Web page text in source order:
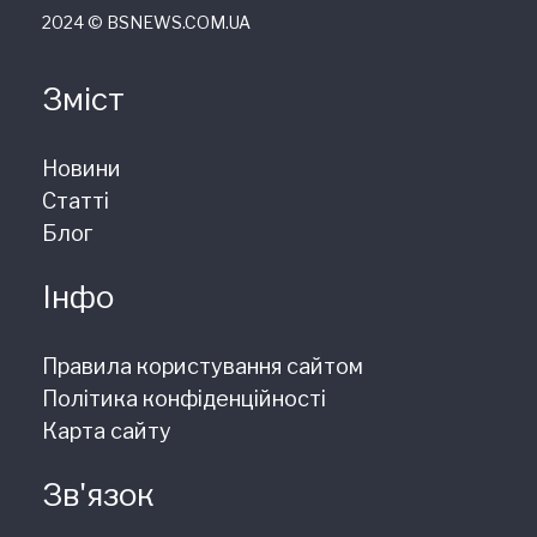
2024 © ВSNEWS.COM.UA
Зміст
Новини
Статті
Блог
Інфо
Правила користування сайтом
Політика конфіденційності
Карта сайту
Зв'язок